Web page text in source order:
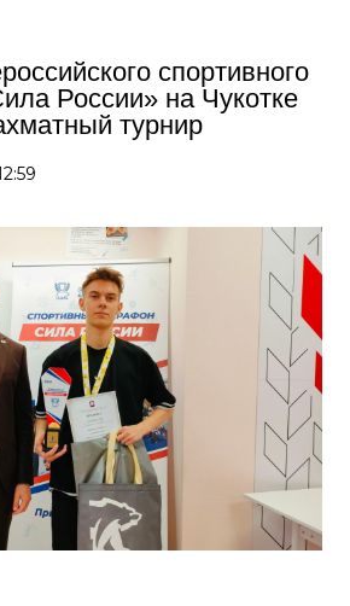
спортивного
России» на Чукотке
турнир